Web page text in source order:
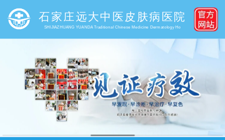
石家庄远大中医皮肤病医院
SHIJIAZHUANG YUANDA Traditional Chinese Medicine Dermatology Ho